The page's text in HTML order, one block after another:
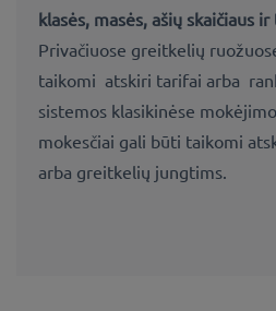
klasės, masės, ašių skaičiaus
Privačiuose greitkelių
taikomi atskiri tarifai arba
sistemos klasikinėse
mokesčiai gali būti taikomi
arba greitkelių jungtims.